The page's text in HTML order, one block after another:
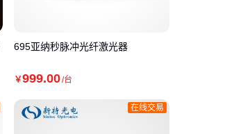
695亚纳秒脉冲光纤激光器
￥999.00/台
在线交易